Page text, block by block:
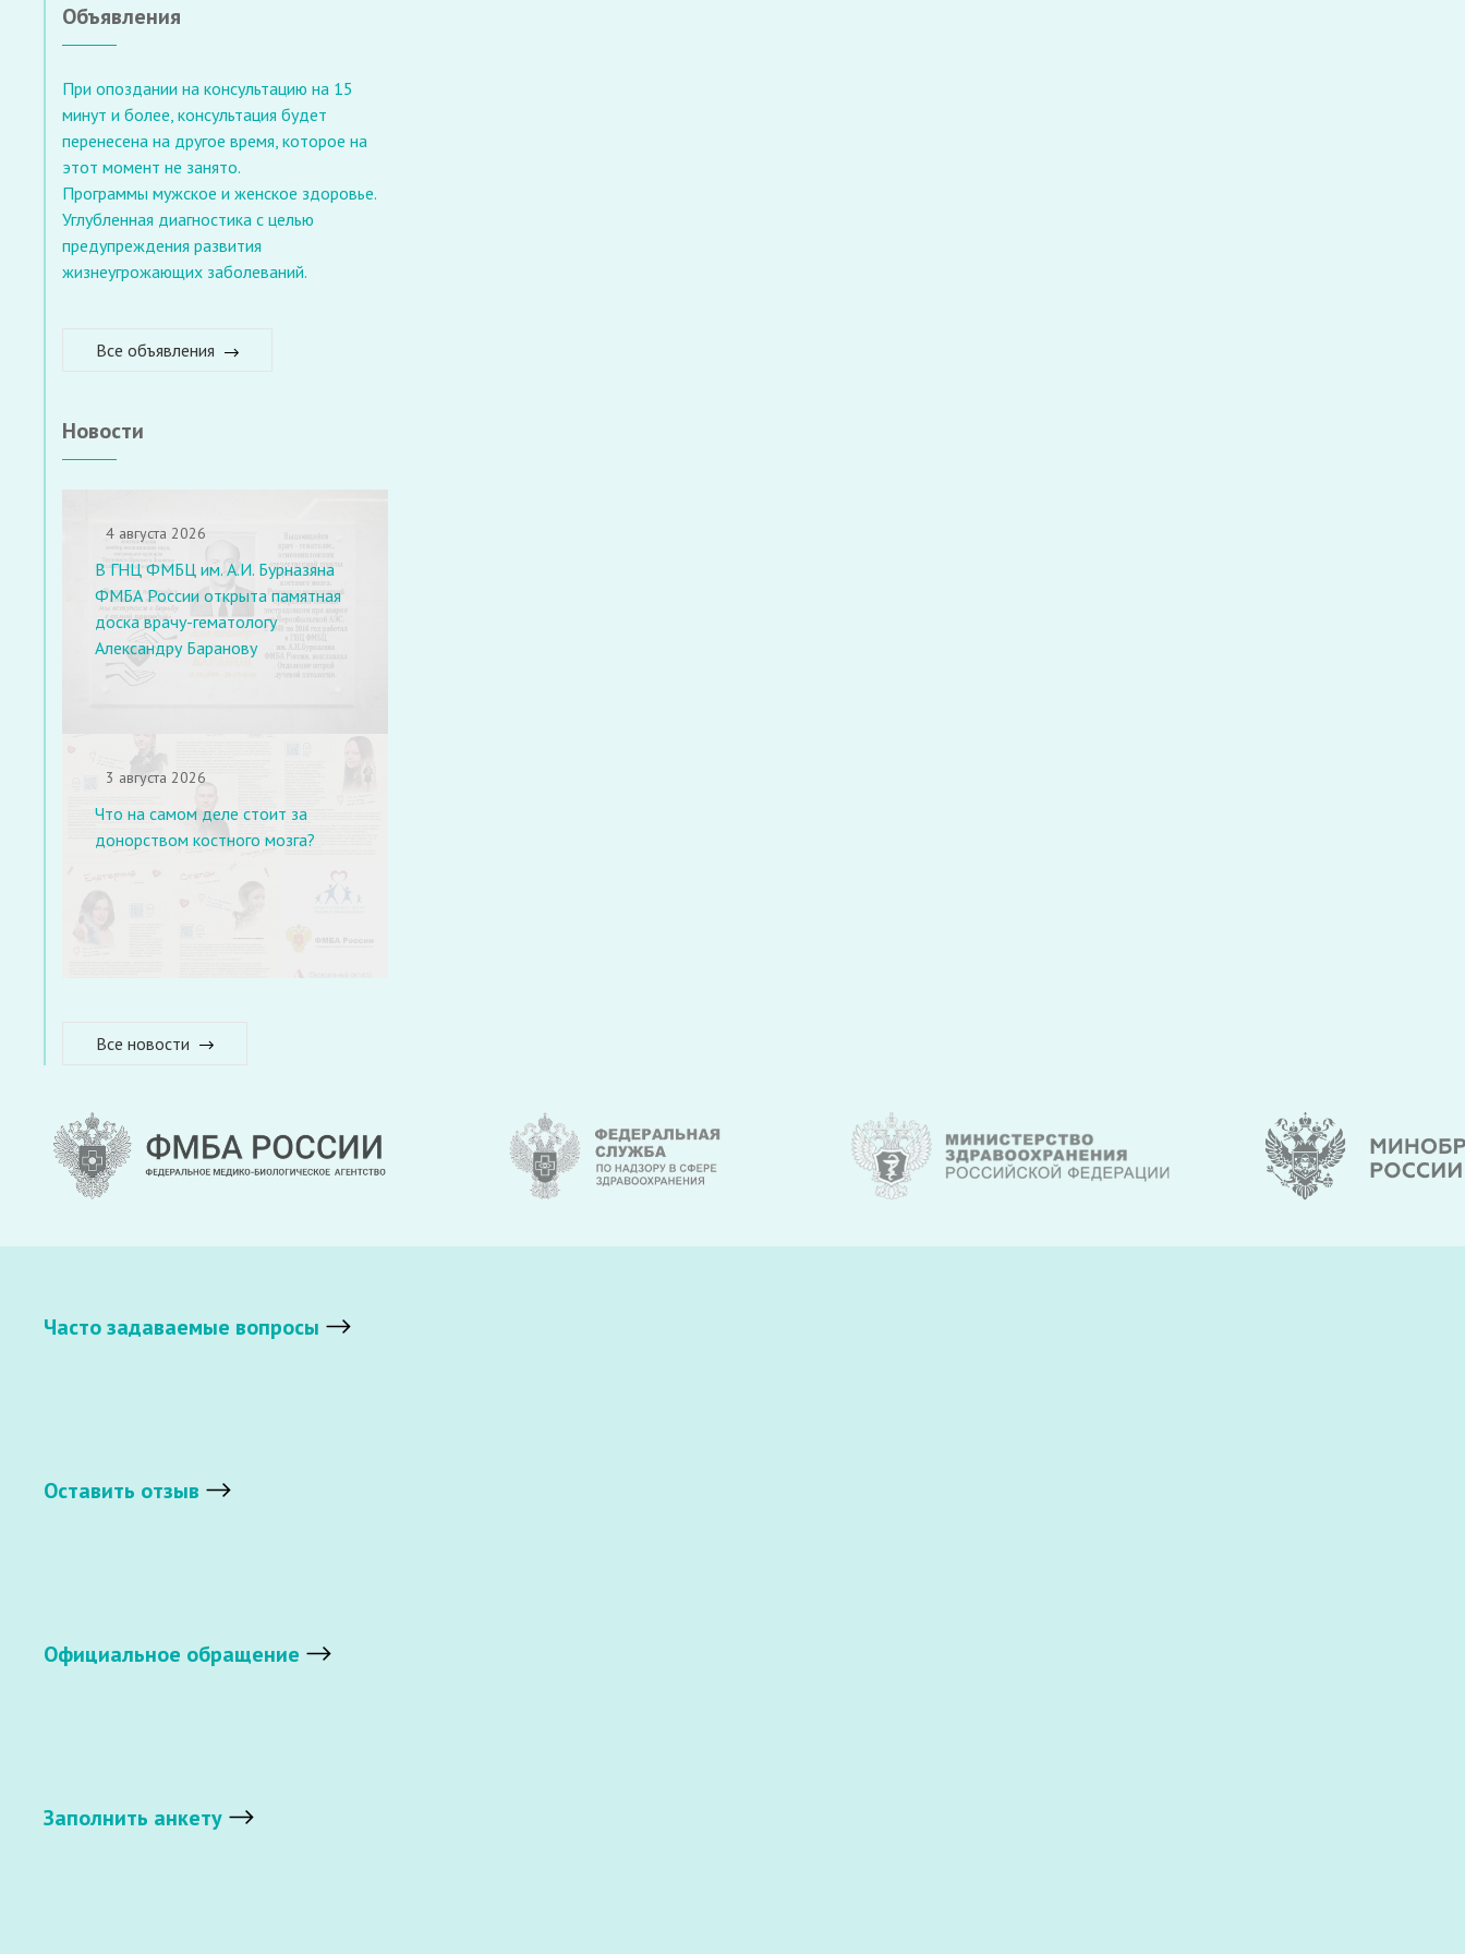
Объявления
При опоздании на консультацию на 15
минут и более, консультация будет
перенесена на другое время, которое на
этот момент не занято.
Программы мужское и женское здоровье.
Углубленная диагностика с целью
предупреждения развития
жизнеугрожающих заболеваний.
Все объявления
Новости
4 августа 2026
В ГНЦ ФМБЦ им. А.И. Бурназяна
ФМБА России открыта памятная
доска врачу-гематологу
Александру Баранову
3 августа 2026
Что на самом деле стоит за
донорством костного мозга?
Все новости
Часто задаваемые вопросы
Оставить отзыв
Официальное обращение
Заполнить анкету